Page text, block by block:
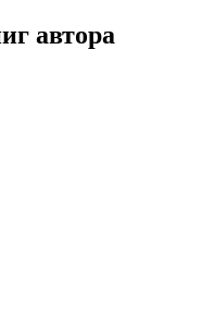
автора